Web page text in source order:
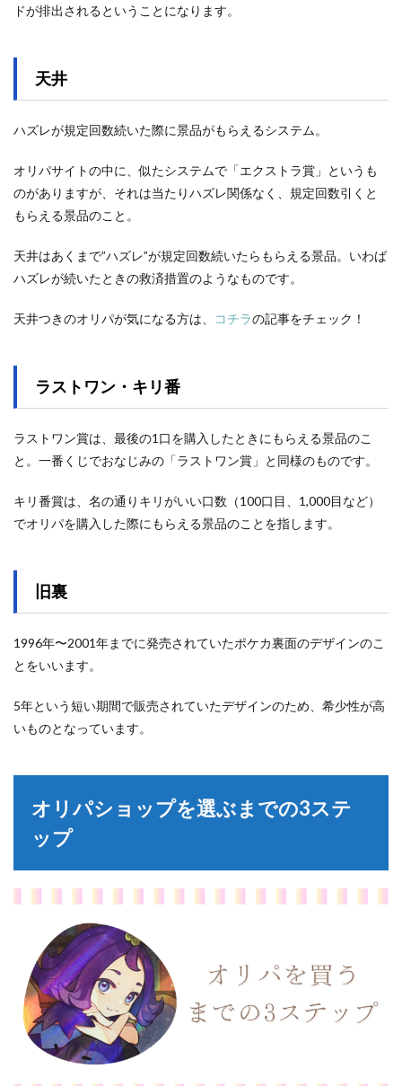
ドが排出されるということになります。
天井
ハズレが規定回数続いた際に景品がもらえるシステム。
オリパサイトの中に、似たシステムで「エクストラ賞」というも
のがありますが、それは当たりハズレ関係なく、規定回数引くと
もらえる景品のこと。
天井はあくまで”ハズレ”が規定回数続いたらもらえる景品。いわば
ハズレが続いたときの救済措置のようなものです。
天井つきのオリパが気になる方は、 コチラの記事をチェック！
ラストワン・キリ番
ラストワン賞は、最後の1口を購入したときにもらえる景品のこ
と。一番くじでおなじみの「ラストワン賞」と同様のものです。
キリ番賞は、名の通りキリがいい口数（100口目、1,000目など）
でオリパを購入した際にもらえる景品のことを指します。
旧裏
1996年〜2001年までに発売されていたポケカ裏面のデザインのこ
とをいいます。
5年という短い期間で販売されていたデザインのため、希少性が高
いものとなっています。
オリパショップを選ぶまでの3ステ
ップ